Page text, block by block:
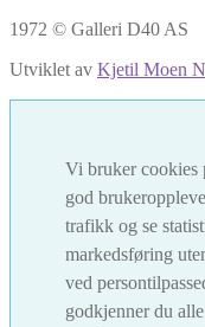
1972 © Galleri D40 AS
Utviklet av Kjetil Moen
Vi bruker cookies
god
trafikk og se
markedsføring
ved
godkjenner du